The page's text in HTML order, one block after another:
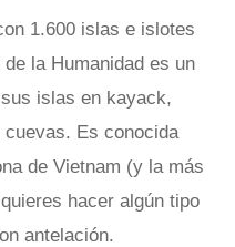
1.600 islas e islotes
la Humanidad es un
islas en kayack,
Es conocida
de Vietnam (y la más
hacer algún tipo
antelación.